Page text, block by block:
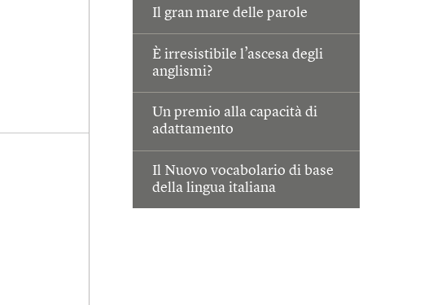
Il gran mare delle parole
È irresistibile l’ascesa degli
anglismi?
Un premio alla capacità di
adattamento
Il Nuovo vocabolario di base
della lingua italiana